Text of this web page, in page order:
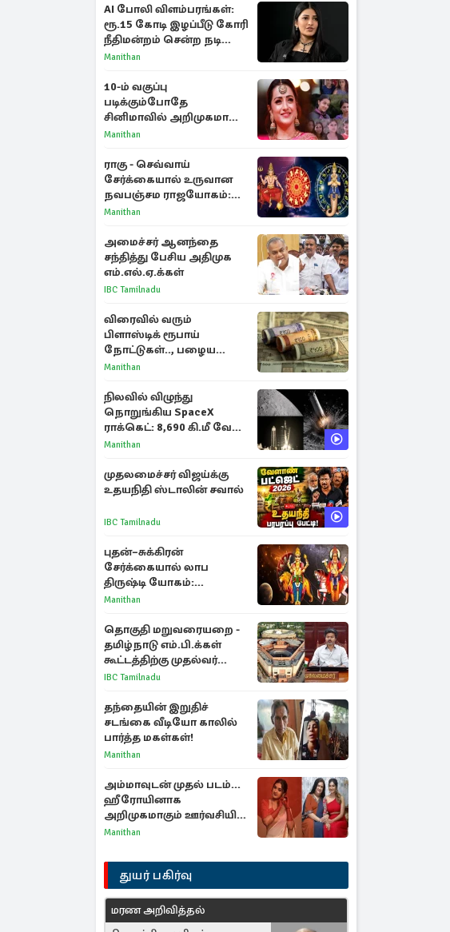
AI போலி விளம்பரங்கள்:
ரூ.15 கோடி இழப்பீடு கோரி
நீதிமன்றம் சென்ற நடிகை
ஸ்ருதி ஹாசன்!
Manithan
10-ம் வகுப்பு
படிக்கும்போதே
சினிமாவில் அறிமுகமான
த்ரிஷா! உண்மையை
காந்தி
Manithan
ராகு - செவ்வாய்
சேர்க்கையால் உருவான
நவபஞ்சம ராஜயோகம்:
அதிர்ஷ்டம் பெறும் 3
Manithan
அமைச்சர் ஆனந்தை
சந்தித்து பேசிய அதிமுக
எம்.எல்.ஏ.க்கள்
IBC Tamilnadu
விரைவில் வரும்
பிளாஸ்டிக் ரூபாய்
நோட்டுகள்.., பழைய
காகித நோட்டுகள்
Manithan
நிலவில் விழுந்து
நொறுங்கிய SpaceX
ராக்கெட்: 8,690 கி.மீ வேக
மோதலால் உருவான புதிய
Manithan
முதலமைச்சர் விஜய்க்கு
உதயநிதி ஸ்டாலின் சவால்
IBC Tamilnadu
புதன்–சுக்கிரன்
சேர்க்கையால் லாப
திருஷ்டி யோகம்:
அதிர்ஷ்டம் பெறும் டாப் 3
Manithan
தொகுதி மறுவரையறை -
தமிழ்நாடு எம்.பி.க்கள்
கூட்டத்திற்கு முதல்வர்
விஜய் அழைப்பு
IBC Tamilnadu
தந்தையின் இறுதிச்
சடங்கை வீடியோ காலில்
பார்த்த மகள்கள்!
Manithan
அம்மாவுடன் முதல் படம்...
ஹீரோயினாக
அறிமுகமாகும் ஊர்வசியின்
மகள் தேஜலட்சுமி!
Manithan
துயர் பகிர்வு
மரண அறிவித்தல்